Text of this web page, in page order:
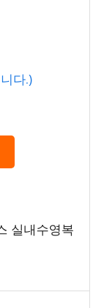
다.)
실내수영복